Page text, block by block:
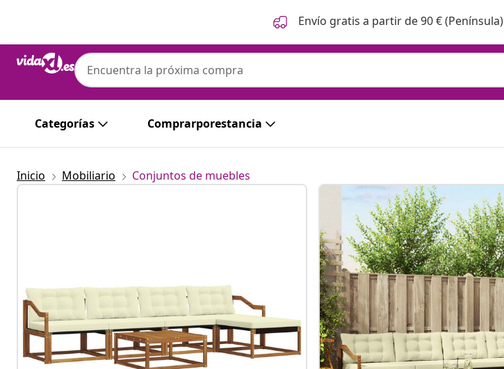
Envío gratis a partir de 90 € (Península)
Categorías Comprarporestancia
vidaXL
vidaXL Conjunto de sofás de exterior 6 uds. Natural y Crema
Inicio Mobiliario Conjuntos de muebles